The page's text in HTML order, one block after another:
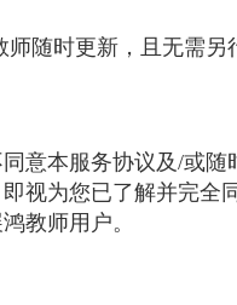
随时更新，且无需另
意本服务协议及/或随
视为您已了解并完全
教师用户。